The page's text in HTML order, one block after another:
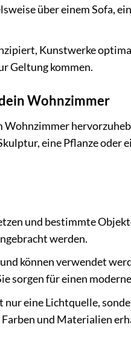
über einem Sofa,
Kunstwerke
Geltung kommen.
Wohnzimmer
eine Pflanze oder
und bestimmte
werden.
können verwendet
sorgen für einen
eine Lichtquelle,
und Materialien